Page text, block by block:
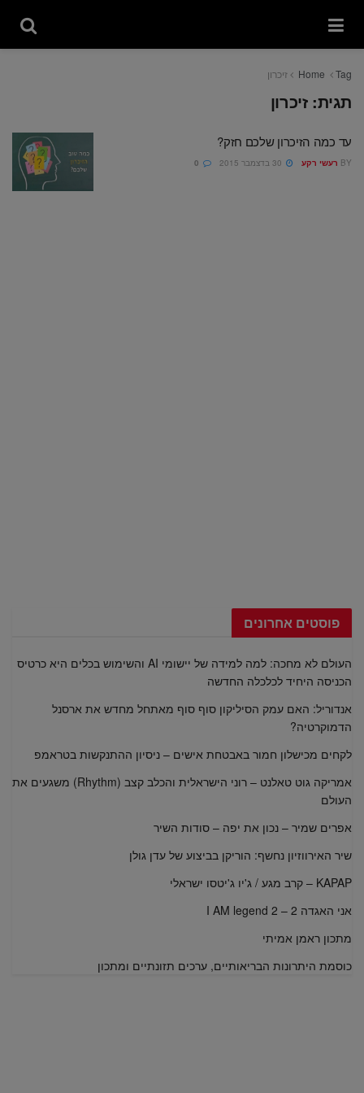
Home Tag זיכרון
תגית:זיכרון
עד כמה הזיכרון שלכם חזק?
BY רעשי רקע
פוסטים אחרונים
העולם לא מחכה: למה למידה של יישומי AI והשימוש בכלים היא כרטיס
הכניסה היחיד לכלכלה החדשה
אנדוריל: האם עמק הסיליקון סוף סוף מאתחל מחדש את ארסנל
הדמוקרטיה?
לקחים מכישלון חמור באבטחת אישים – ניסיון ההתנקשות בטראמפ
אמריקה גוט טאלנט – רוני הישראלית והכלב קצב (Rhythm) משגעים את
העולם
אפרים שמיר – נכון את יפה – סודות השיר
שיר האירווזיון נחשף: הוריקן בביצוע של עדן גולן
KAPAP – קרב מגע / ג'יו ג'יטסו ישראלי
אני האגדה 2 – I AM legend 2
מתכון ראמן אמיתי
כוסמת היתרונות הבריאותיים, ערכים תזונתיים ומתכון